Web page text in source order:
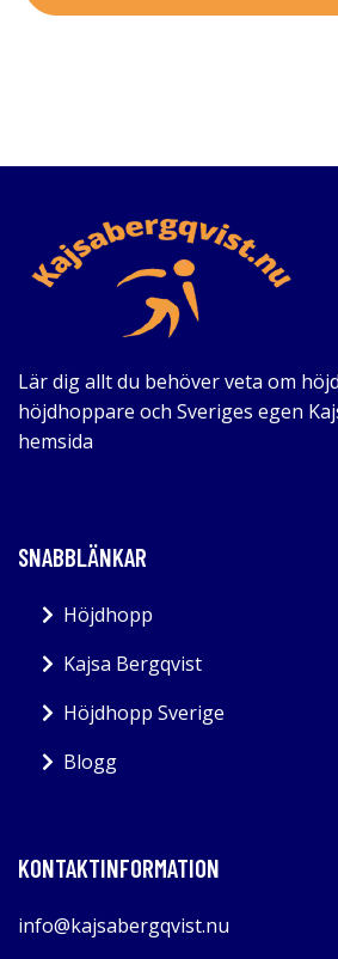
Lär dig allt du behöver veta om
höjdhoppare och Sveriges egen
hemsida
SNABBLÄNKAR
Höjdhopp
Kajsa Bergqvist
Höjdhopp Sverige
Blogg
KONTAKTINFORMATION
info@kajsabergqvist.nu